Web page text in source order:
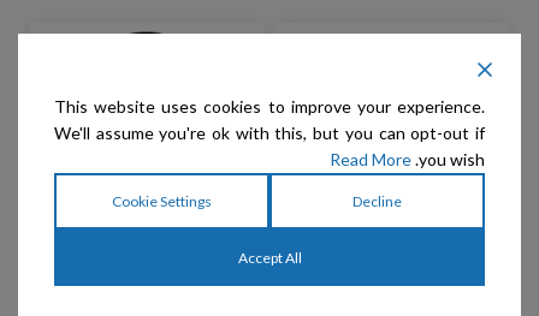
Spunky Pup – צעצוע דנטלי
Spunky Pup – צעצוע זריקה
This website uses cookies to improve your experience.
We'll assume you're ok with this, but you can opt-out if
you wish.
Read More
Decline
Cookie Settings
Accept All